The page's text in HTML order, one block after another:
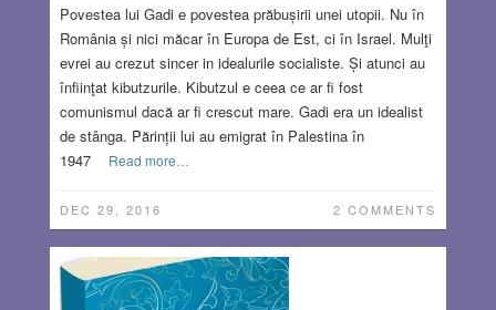
Povestea lui Gadi e povestea prăbușirii unei utopii. Nu în
România și nici măcar în Europa de Est, ci în Israel. Mulţi
evrei au crezut sincer in idealurile socialiste. Și atunci au
înfiinţat kibutzurile. Kibutzul e ceea ce ar fi fost
comunismul dacă ar fi crescut mare. Gadi era un idealist
de stânga. Părinții lui au emigrat în Palestina în
1947
Read more…
DEC 29, 2016 2 COMMENTS